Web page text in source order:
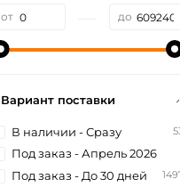
от до
Вариант поставки
В наличии - Сразу
Под заказ - Апрель 2026
Под заказ - До 30 дней